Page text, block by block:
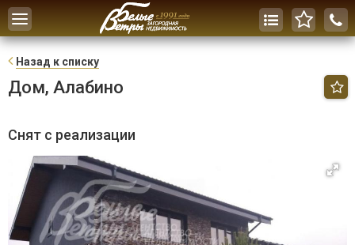
Toggle
navigation
Назад к списку
Дом, Алабино
Снят с реализации